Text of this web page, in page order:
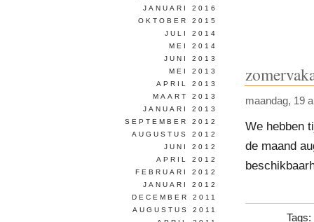
maandag, 19
We hebben
de maand
Tags:
JANUARI 2016
OKTOBER 2015
JULI 2014
MEI 2014
JUNI 2013
MEI 2013
APRIL 2013
MAART 2013
JANUARI 2013
SEPTEMBER 2012
AUGUSTUS 2012
JUNI 2012
APRIL 2012
FEBRUARI 2012
JANUARI 2012
DECEMBER 2011
AUGUSTUS 2011